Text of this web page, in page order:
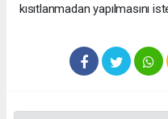
kısıtlanmadan yapılmasını